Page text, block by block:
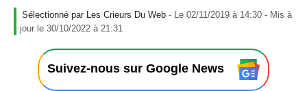
Les Crieurs Du Web - Le 02/11/2019 à 14:30 - Mis à
jour le 30/10/2022 à 21:31
0
Suivez-nous sur Google News